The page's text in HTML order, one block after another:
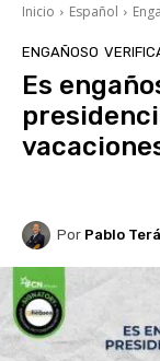
Inicio Español
ENGAÑOSO
Es
Por Pablo